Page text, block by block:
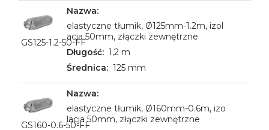
GS125-1.2-50-FF
elastyczne tłumik, Ø125mm-1.2m, izol
acja 50mm, złączki zewnętrzne
1,2 m
125 mm
GS160-0.6-50-FF
elastyczne tłumik, Ø160mm-0.6m, izo
lacja 50mm, złączki zewnętrzne